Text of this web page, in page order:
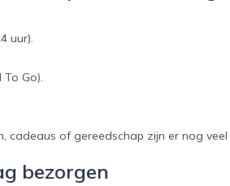
uur).
Go).
cadeaus of gereedschap zijn er nog
bezorgen